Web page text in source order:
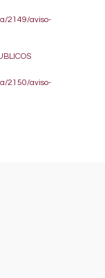
2149/aviso-
2150/aviso-